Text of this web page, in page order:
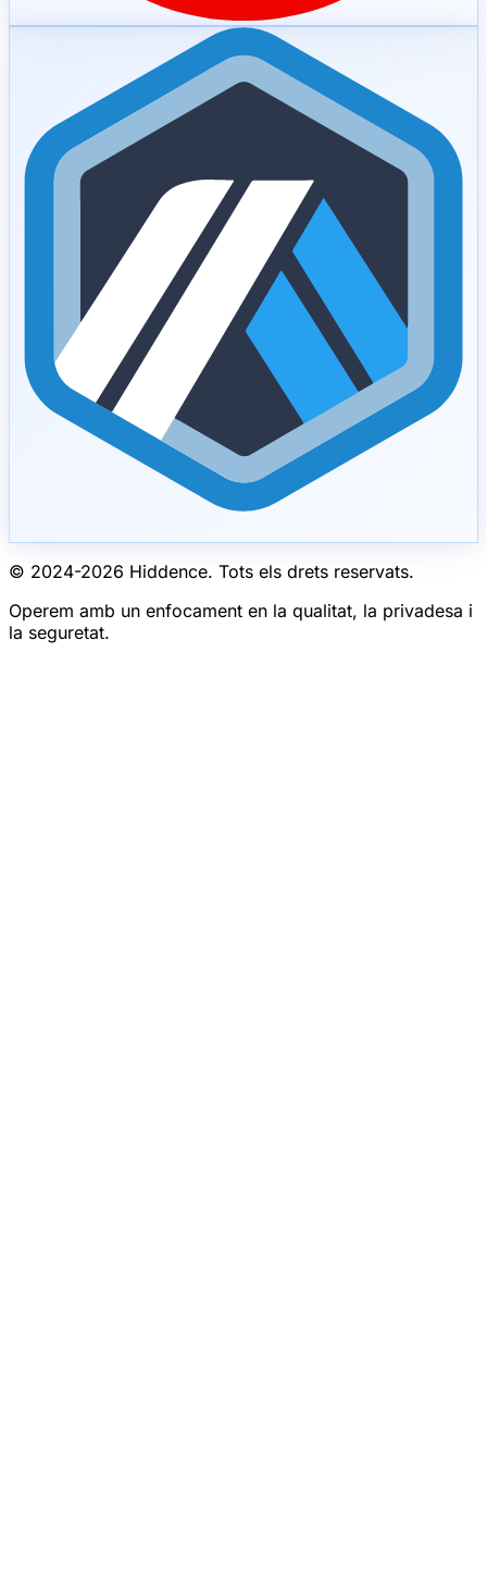
© 2024-2026 Hiddence. Tots els drets reservats.
Operem amb un enfocament en la qualitat, la privadesa i
la seguretat.